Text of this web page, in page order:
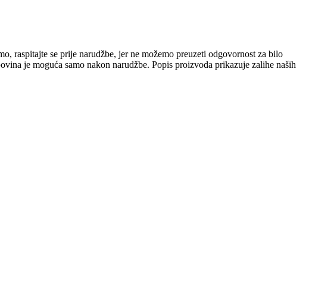
raspitajte se prije narudžbe, jer ne možemo preuzeti odgovornost za bilo
je moguća samo nakon narudžbe. Popis proizvoda prikazuje zalihe naših